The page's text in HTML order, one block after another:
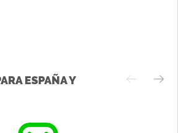
ESPAÑA Y